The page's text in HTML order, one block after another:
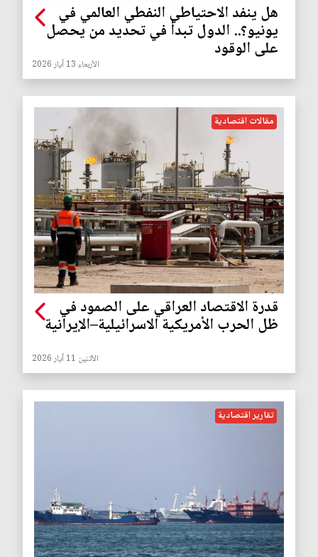
هل ينفد الاحتياطي النفطي العالمي في
يونيو؟.. الدول تبدأ في تحديد من يحصل
على الوقود
الأربعاء 13 آيار 2026
مقالات اقتصادية
قدرة الاقتصاد العراقي على الصمود في
ظل الحرب الأمريكية الاسرائيلية–الإيرانية
الأثنين 11 آيار 2026
تقارير اقتصادية